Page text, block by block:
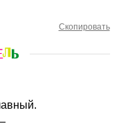
Скопировать